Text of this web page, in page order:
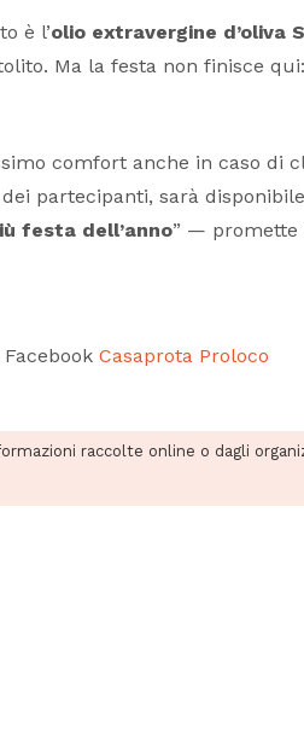
è l’olio extravergine d’oliva
Ma la festa non finisce
comfort anche in caso di
dei partecipanti, sarà
festa dell’anno” — promette
Casaprota Proloco
raccolte online o dagli